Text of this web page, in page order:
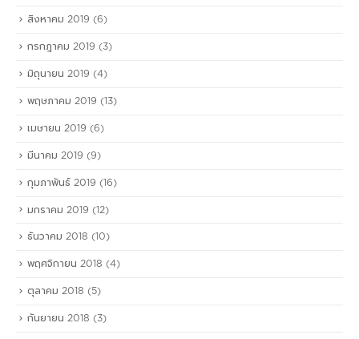
สิงหาคม 2019 (6)
กรกฎาคม 2019 (3)
มิถุนายน 2019 (4)
พฤษภาคม 2019 (13)
เมษายน 2019 (6)
มีนาคม 2019 (9)
กุมภาพันธ์ 2019 (16)
มกราคม 2019 (12)
ธันวาคม 2018 (10)
พฤศจิกายน 2018 (4)
ตุลาคม 2018 (5)
กันยายน 2018 (3)